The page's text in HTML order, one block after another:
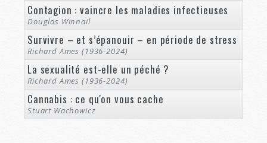
Contagion : vaincre les maladies infectieuses
Douglas Winnail
Survivre – et s’épanouir – en période de stress
Richard Ames (1936-2024)
La sexualité est-elle un péché ?
Richard Ames (1936-2024)
Cannabis : ce qu'on vous cache
Stuart Wachowicz